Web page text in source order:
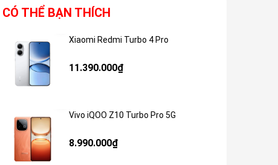
CÓ THỂ BẠN THÍCH
Xiaomi Redmi Turbo 4 Pro
11.390.000₫
Vivo iQOO Z10 Turbo Pro 5G
8.990.000₫